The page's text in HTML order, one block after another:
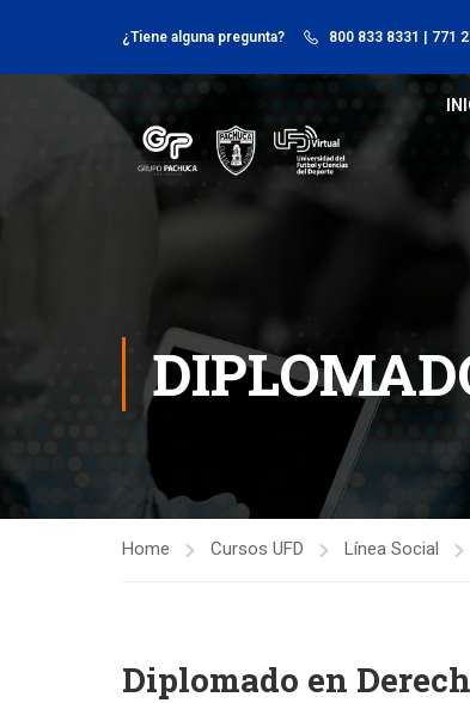
¿Tiene alguna pregunta? 800 833 8331 | 771
Home Cursos UFD Línea Social
Diplomado en